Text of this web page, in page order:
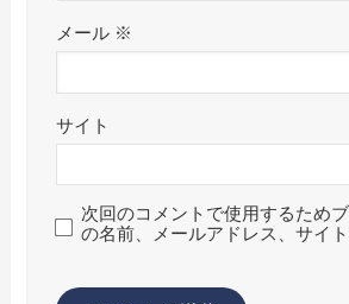
メール ※
サイト
次回のコメントで使用するため
の名前、メールアドレス、サイト